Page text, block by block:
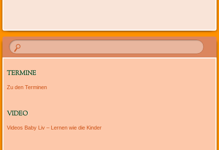
TERMINE
Zu den Terminen
VIDEO
Videos Baby Liv – Lernen wie die Kinder